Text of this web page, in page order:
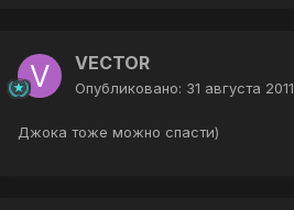
VECTOR
Опубликовано: 31 августа 2011
Джока тоже можно спасти)